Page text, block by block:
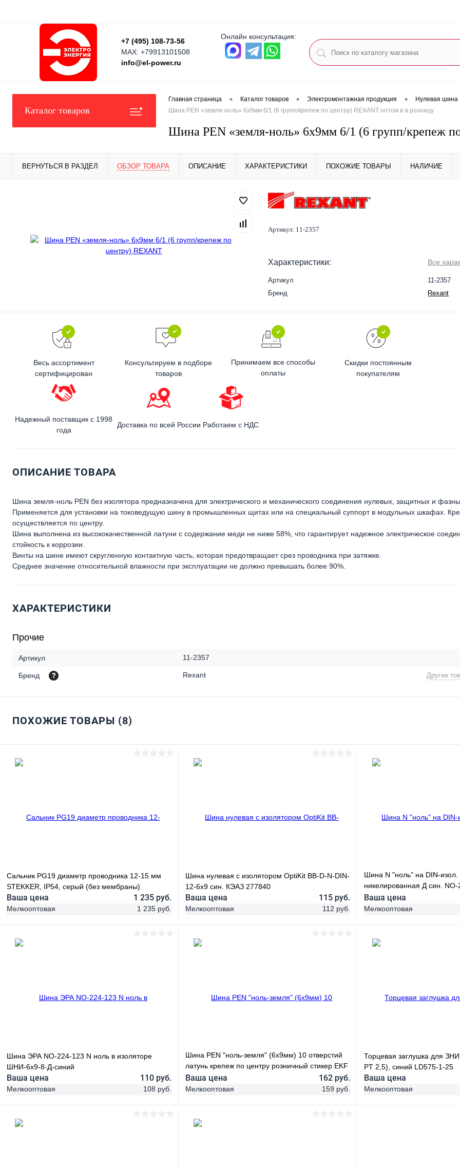
+7 (495) 108-73-56
MAX: +79913101508
info@el-power.ru
Онлайн консультация:
Каталог товаров
Главная страница • Каталог товаров • Электромонтажная продукция • Нулевая шина
Шина PEN «земля-ноль» 6х9мм 6/1 (6 групп/крепеж по центру) REXANT оптом и в розницу
Шина PEN «земля-ноль» 6х9мм 6/1 (6 групп/крепеж
ВЕРНУТЬСЯ В РАЗДЕЛ ОБЗОР ТОВАРА ОПИСАНИЕ ХАРАКТЕРИСТИКИ ПОХОЖИЕ ТОВАРЫ НАЛИЧИЕ
Артикул: 11-2357
Характеристики: Все
Артикул
11-2357
Бренд
Rexant
Весь ассортимент
сертифицирован
Консультируем в подборе
товаров
Принимаем все способы
оплаты
Скидки постоянным
покупателям
Надежный поставщик с 1998
года
Доставка по всей России Работаем с НДС
ОПИСАНИЕ ТОВАРА
Шина земля-ноль PEN без изолятора предназначена для электрического и механического соединения нулевых, защитных и
Применяется для установки на токоведущую шину в промышленных щитах или на специальный суппорт в модульных шкафах.
осуществляется по центру.
Шина выполнена из высококачественной латуни с содержание меди не ниже 58%, что гарантирует надежное электрическое
стойкость к коррозии.
Винты на шине имеют скругленную контактную часть, которая предотвращает срез проводника при затяжке.
Среднее значение относительной влажности при эксплуатации не должно превышать более 90%.
ХАРАКТЕРИСТИКИ
Прочие
Артикул 11-2357
Бренд Rexant Другие
ПОХОЖИЕ ТОВАРЫ (8)
Сальник PG19 диаметр проводника 12-15 мм
STEKKER, IP54, серый (без мембраны)
Ваша цена 1 235 руб.
Мелкооптовая 1 235 руб.
Шина нулевая с изолятором OptiKit BB-D-N-DIN-
12-6х9 син. КЭАЗ 277840
Ваша цена 115 руб.
Мелкооптовая 112 руб.
Шина N "ноль" на DIN-
никелированная Д син.
Б0044136
Ваша цена
Мелкооптовая
Шина ЭРА NO-224-123 N ноль в изоляторе
ШНИ-6х9-8-Д-синий
Ваша цена 110 руб.
Мелкооптовая 108 руб.
Шина PEN "ноль-земля" (6х9мм) 10 отверстий
латунь крепеж по центру розничный стикер EKF
PROxima sn0-
Ваша цена 162 руб.
Мелкооптовая 159 руб.
Торцевая заглушка для
PT 2,5), синий LD575-1-25
Ваша цена
Мелкооптовая